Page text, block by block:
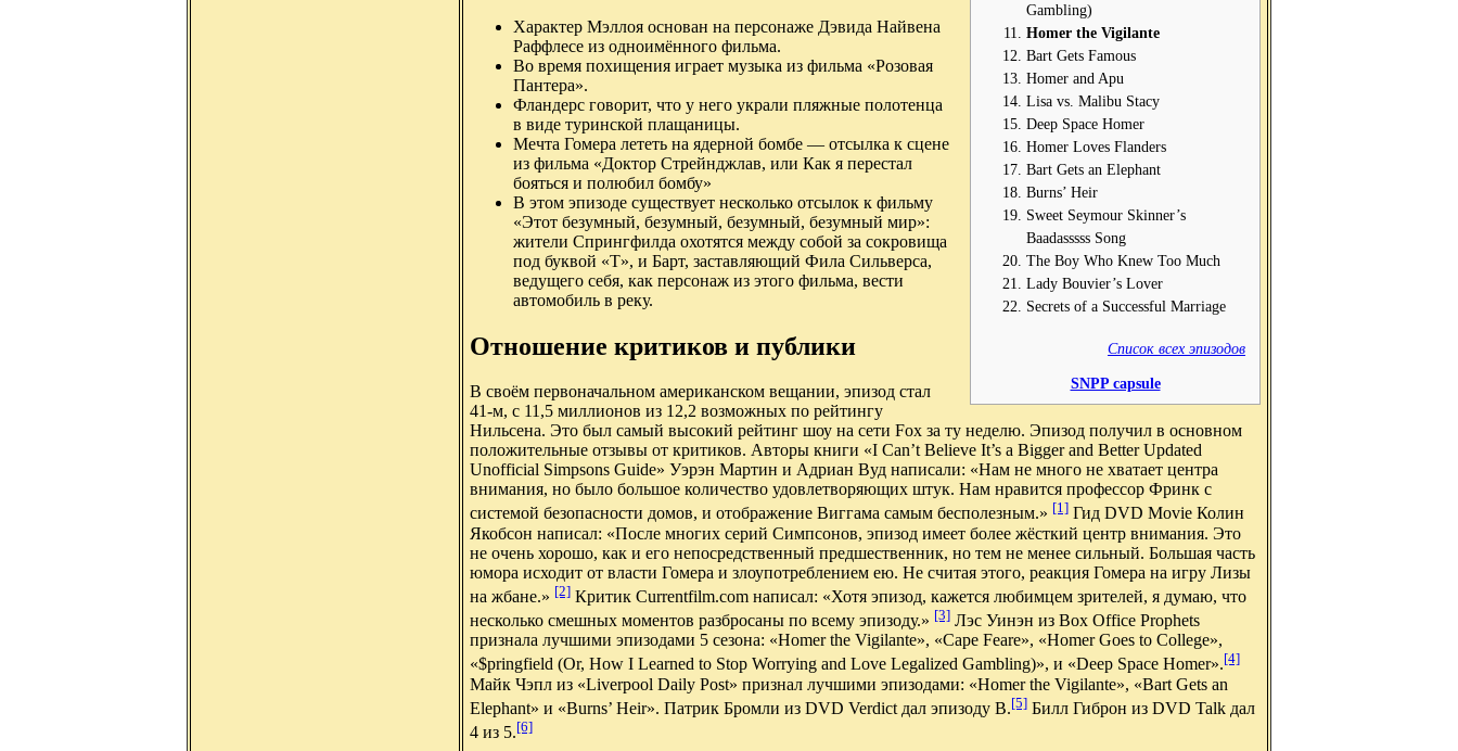
Gambling)
Homer the Vigilante
Bart Gets Famous
Homer and Apu
Lisa vs. Malibu Stacy
Deep Space Homer
Homer Loves Flanders
Bart Gets an Elephant
Burns’ Heir
Sweet Seymour Skinner’s
Baadasssss Song
The Boy Who Knew Too Much
Lady Bouvier’s Lover
Secrets of a Successful Marriage
Список всех эпизодов
SNPP capsule
Характер Мэллоя основан на персонаже Дэвида Найвена
Раффлесе из одноимённого фильма.
Во время похищения играет музыка из фильма «Розовая
Пантера».
Фландерс говорит, что у него украли пляжные полотенца
в виде туринской плащаницы.
Мечта Гомера лететь на ядерной бомбе — отсылка к сцене
из фильма «Доктор Стрейнджлав, или Как я перестал
бояться и полюбил бомбу»
В этом эпизоде существует несколько отсылок к фильму
«Этот безумный, безумный, безумный, безумный мир»:
жители Спрингфилда охотятся между собой за сокровища
под буквой «Т», и Барт, заставляющий Фила Сильверса,
ведущего себя, как персонаж из этого фильма, вести
автомобиль в реку.
Отношение критиков и публики
В своём первоначальном американском вещании, эпизод стал
41-м, с 11,5 миллионов из 12,2 возможных по рейтингу
Нильсена. Это был самый высокий рейтинг шоу на сети Fox за ту неделю. Эпизод получил в основном
положительные отзывы от критиков. Авторы книги «I Can’t Believe It’s a Bigger and Better Updated
Unofficial Simpsons Guide» Уэрэн Мартин и Адриан Вуд написали: «Нам не много не хватает центра
внимания, но было большое количество удовлетворяющих штук. Нам нравится профессор Фринк с
системой безопасности домов, и отображение Виггама самым бесполезным.» [1] Гид DVD Movie Колин
Якобсон написал: «После многих серий Симпсонов, эпизод имеет более жёсткий центр внимания. Это
не очень хорошо, как и его непосредственный предшественник, но тем не менее сильный. Большая часть
юмора исходит от власти Гомера и злоупотреблением ею. Не считая этого, реакция Гомера на игру Лизы
на жбане.» [2] Критик Currentfilm.com написал: «Хотя эпизод, кажется любимцем зрителей, я думаю, что
несколько смешных моментов разбросаны по всему эпизоду.» [3] Лэс Уинэн из Box Office Prophets
признала лучшими эпизодами 5 сезона: «Homer the Vigilante», «Cape Feare», «Homer Goes to College»,
«$pringfield (Or, How I Learned to Stop Worrying and Love Legalized Gambling)», и «Deep Space Homer».[4]
Майк Чэпл из «Liverpool Daily Post» признал лучшими эпизодами: «Homer the Vigilante», «Bart Gets an
Elephant» и «Burns’ Heir». Патрик Бромли из DVD Verdict дал эпизоду B.[5] Билл Гиброн из DVD Talk дал
4 из 5.[6]